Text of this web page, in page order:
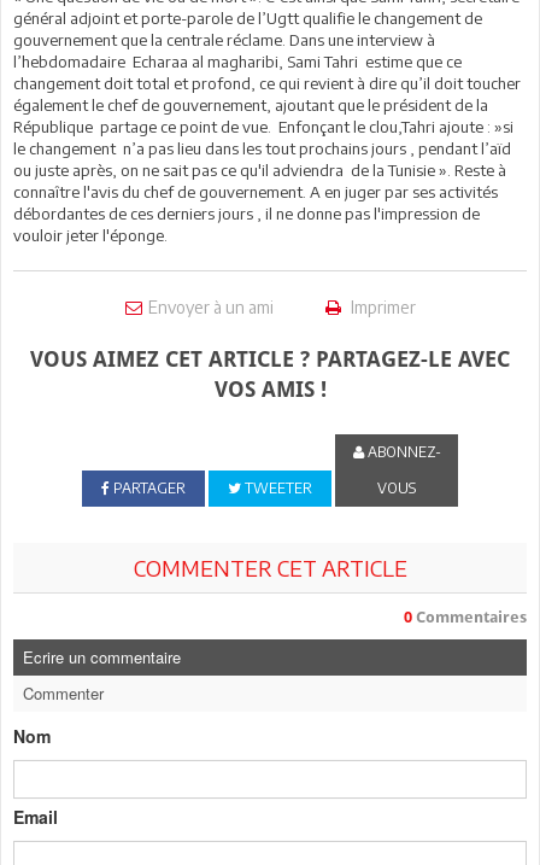
général adjoint et porte-parole de l’Ugtt qualifie le changement de
gouvernement que la centrale réclame. Dans une interview à
l’hebdomadaire Echaraa al magharibi, Sami Tahri estime que ce
changement doit total et profond, ce qui revient à dire qu’il doit toucher
également le chef de gouvernement, ajoutant que le président de la
République partage ce point de vue. Enfonçant le clou,Tahri ajoute : »si
le changement n’a pas lieu dans les tout prochains jours , pendant l’aïd
ou juste après, on ne sait pas ce qu'il adviendra de la Tunisie ». Reste à
connaître l'avis du chef de gouvernement. A en juger par ses activités
débordantes de ces derniers jours , il ne donne pas l'impression de
vouloir jeter l'éponge.
Envoyer à un ami Imprimer
VOUS AIMEZ CET ARTICLE ? PARTAGEZ-LE AVEC
VOS AMIS !
PARTAGER TWEETER
ABONNEZ-
VOUS
COMMENTER CET ARTICLE
0 Commentaires
Ecrire un commentaire
Commenter
Nom
Email